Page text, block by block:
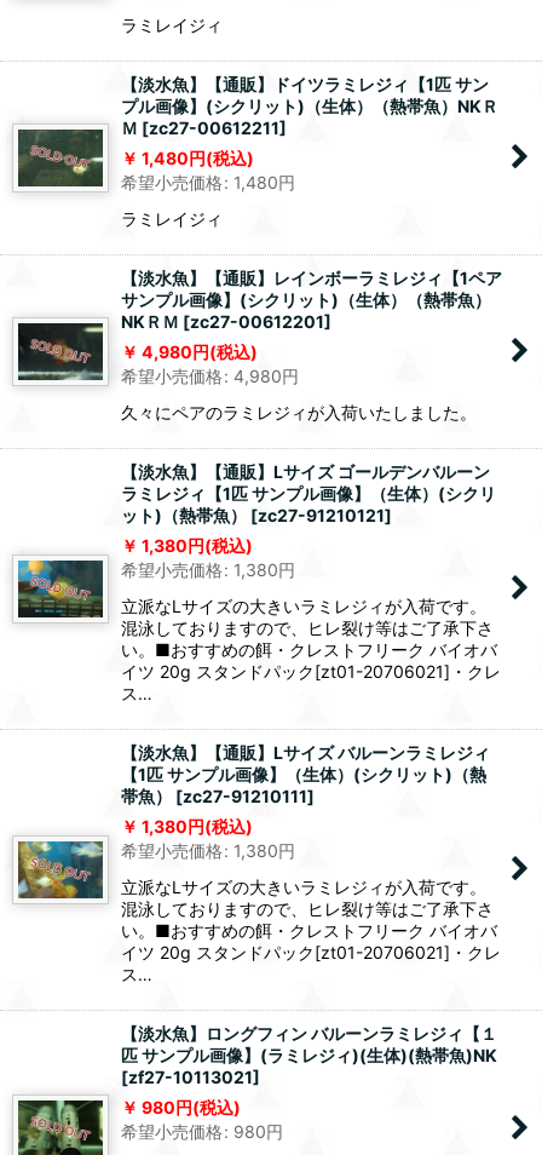
ラミレイジィ
【淡水魚】【通販】ドイツラミレジィ【1匹 サン
プル画像】(シクリット)（生体）（熱帯魚）NKＲ
Ｍ [zc27-00612211]
1,480円(税込)
希望小売価格: 1,480円
ラミレイジィ
【淡水魚】【通販】レインボーラミレジィ【1ペア
サンプル画像】(シクリット)（生体）（熱帯魚）
NKＲＭ [zc27-00612201]
4,980円(税込)
希望小売価格: 4,980円
久々にペアのラミレジィが入荷いたしました。
【淡水魚】【通販】Lサイズ ゴールデンバルーン
ラミレジィ【1匹 サンプル画像】（生体）(シクリ
ット)（熱帯魚）
[zc27-91210121]
1,380円(税込)
希望小売価格: 1,380円
立派なLサイズの大きいラミレジィが入荷です。
混泳しておりますので、ヒレ裂け等はご了承下さ
い。■おすすめの餌・クレストフリーク バイオバ
イツ 20g スタンドパック[zt01-20706021]・クレ
ス…
【淡水魚】【通販】Lサイズ バルーンラミレジィ
【1匹 サンプル画像】（生体）(シクリット)（熱
帯魚）
[zc27-91210111]
1,380円(税込)
希望小売価格: 1,380円
立派なLサイズの大きいラミレジィが入荷です。
混泳しておりますので、ヒレ裂け等はご了承下さ
い。■おすすめの餌・クレストフリーク バイオバ
イツ 20g スタンドパック[zt01-20706021]・クレ
ス…
【淡水魚】ロングフィン バルーンラミレジィ【１
匹 サンプル画像】(ラミレジィ)(生体)(熱帯魚)NK
[zf27-10113021]
980円(税込)
希望小売価格: 980円